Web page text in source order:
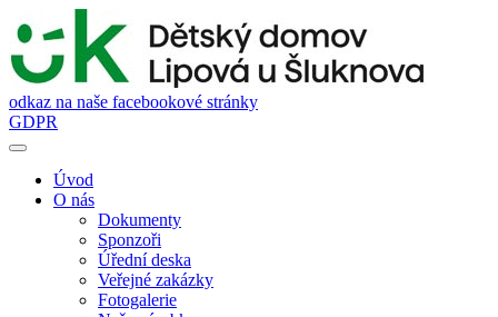
odkaz na naše facebookové stránky
GDPR
Úvod
O nás
Dokumenty
Sponzoři
Úřední deska
Veřejné zakázky
Fotogalerie